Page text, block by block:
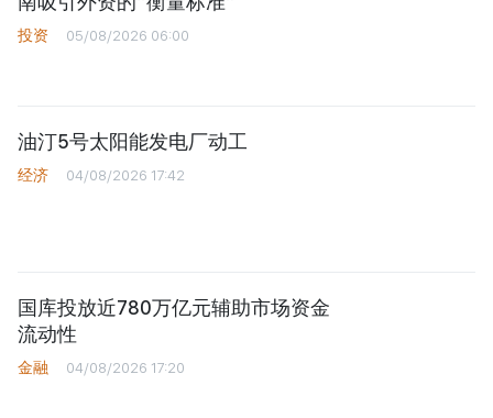
投资 05/08/2026 06:00
油汀5号太阳能发电厂动工
经济 04/08/2026 17:42
国库投放近780万亿元辅助市场资金
流动性
金融 04/08/2026 17:20